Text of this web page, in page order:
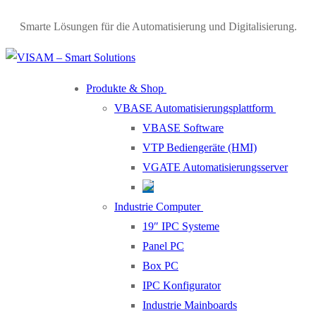
content
Smarte Lösungen für die Automatisierung und Digitalisierung.
Produkte & Shop
VBASE Automatisierungsplattform
VBASE Software
VTP Bediengeräte (HMI)
VGATE Automatisierungsserver
Industrie Computer
19″ IPC Systeme
Panel PC
Box PC
IPC Konfigurator
Industrie Mainboards